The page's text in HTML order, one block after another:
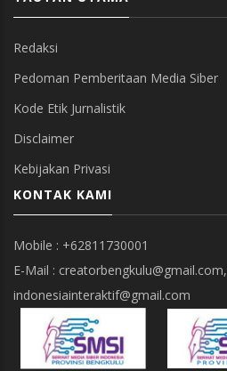
Redaksi
Pedoman Pemberitaan Media Siber
Kode Etik Jurnalistik
Disclaimer
Kebijakan Privasi
KONTAK KAMI
Mobile : +62811730001
E-Mail : creatorbengkulu@gmail.com,
indonesiainteraktif@gmail.com